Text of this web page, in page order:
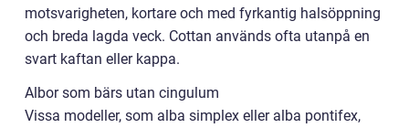
motsvarigheten, kortare och med fyrkantig halsöppning
och breda lagda veck. Cottan används ofta utanpå en
svart kaftan eller kappa.
Albor som bärs utan cingulum
Vissa modeller, som alba simplex eller alba pontifex,